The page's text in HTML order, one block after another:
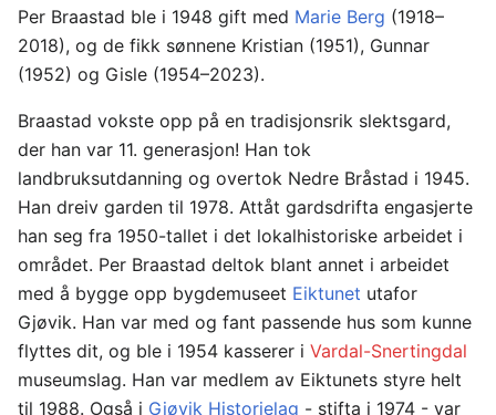
Per Braastad ble i 1948 gift med Marie Berg (1918–
2018), og de fikk sønnene Kristian (1951), Gunnar
(1952) og Gisle (1954–2023).
Braastad vokste opp på en tradisjonsrik slektsgard,
der han var 11. generasjon! Han tok
landbruksutdanning og overtok Nedre Bråstad i 1945.
Han dreiv garden til 1978. Attåt gardsdrifta engasjerte
han seg fra 1950-tallet i det lokalhistoriske arbeidet i
området. Per Braastad deltok blant annet i arbeidet
med å bygge opp bygdemuseet Eiktunet utafor
Gjøvik. Han var med og fant passende hus som kunne
flyttes dit, og ble i 1954 kasserer i Vardal-Snertingdal
museumslag. Han var medlem av Eiktunets styre helt
til 1988. Også i Gjøvik Historielag - stifta i 1974 - var